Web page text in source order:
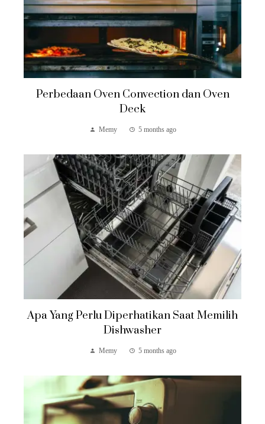
Perbedaan Oven Convection dan Oven
Deck
Memy 5 months ago
Apa Yang Perlu Diperhatikan Saat Memilih
Dishwasher
Memy 5 months ago